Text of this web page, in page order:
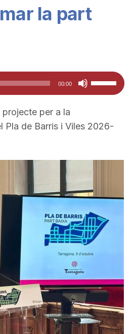
la part
00:00
Feu
servir
tecles
avall
per
a
incrementar
o
el
volum.
projecte per a la
Pla de Barris i Viles 2026-